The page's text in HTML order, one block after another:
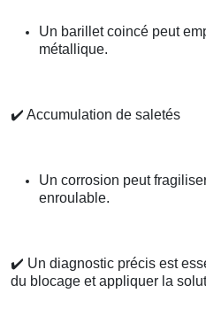
Un barillet coincé peut
métallique.
✔️ Accumulation de saletés
Un corrosion peut
enroulable.
✔️ Un diagnostic précis est
du blocage et appliquer la